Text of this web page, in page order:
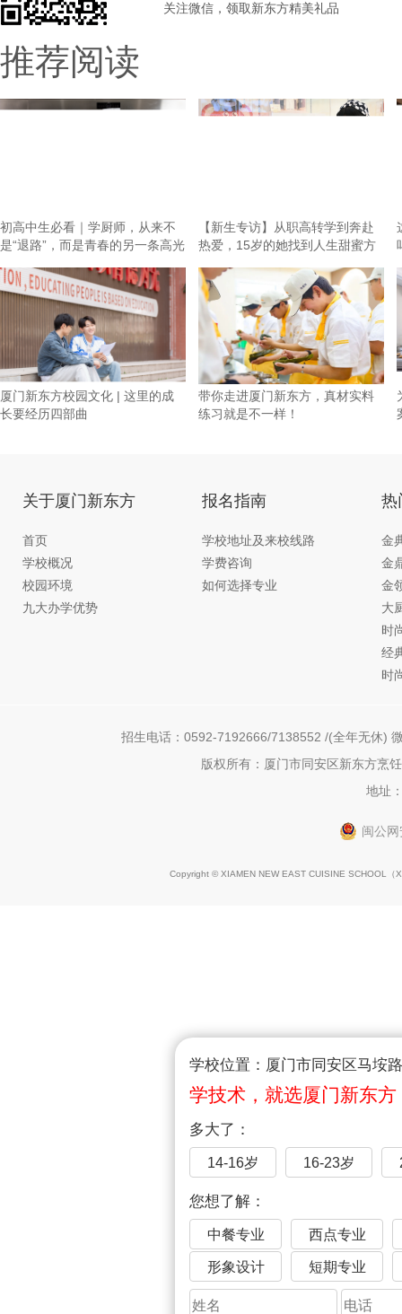
学校位置：厦门市同安区马垵
学技术，就选厦门新东方
多大了：
14-16岁 16-23岁
您想了解：
中餐专业 西点专业
形象设计 短期专业
关注微信，领取新东方精美礼品
推荐阅读
初高中生必看｜学厨师，从来不
是“退路”，而是青春的另一条高光
【新生专访】从职高转学到奔赴
热爱，15岁的她找到人生甜蜜方
厦门新东方校园文化 | 这里的成
长要经历四部曲
带你走进厦门新东方，真材实料
练习就是不一样！
关于厦门新东方
首页
学校概况
校园环境
九大办学优势
报名指南
学校地址及来校线路
学费咨询
如何选择专业
热
金
金
金
大
时
经
时
招生电话：0592-7192666/7138552 /(全年无休)
版权所有：厦门市同安区新东方烹
地址
闽公
Copyright © XIAMEN NEW EAST CUISINE SCHOOL（